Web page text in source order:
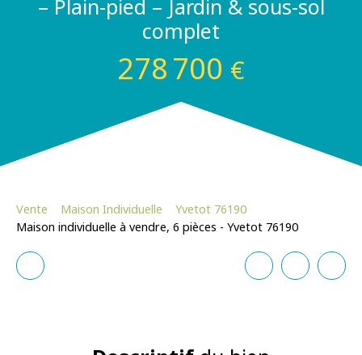
– Plain-pied – Jardin & sous-sol
complet
278 700 €
Vente Maison Individuelle
Yvetot 76190
Maison individuelle à vendre, 6 pièces - Yvetot 76190